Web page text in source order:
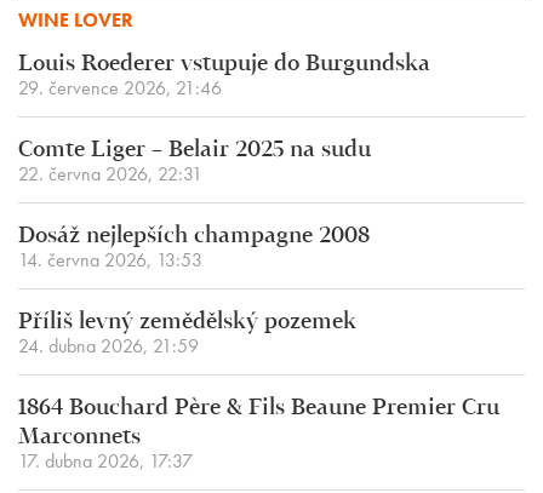
WINE LOVER
Louis Roederer vstupuje do Burgundska
29. července 2026, 21:46
Comte Liger – Belair 2025 na sudu
22. června 2026, 22:31
Dosáž nejlepších champagne 2008
14. června 2026, 13:53
Příliš levný zemědělský pozemek
24. dubna 2026, 21:59
1864 Bouchard Père & Fils Beaune Premier Cru
Marconnets
17. dubna 2026, 17:37